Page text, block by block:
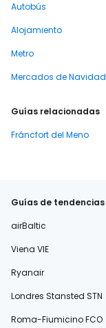
Autobús
Alojamiento
Metro
Mercados de Navidad
Guías relacionadas
Fráncfort del Meno
Guías de tendencias
airBaltic
Viena VIE
Ryanair
Londres Stansted STN
Roma-Fiumicino FCO